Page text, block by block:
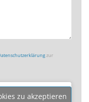
zur
zu akzeptieren